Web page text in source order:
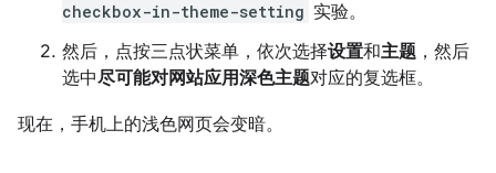
checkbox-in-theme-setting 实验。
然后，点按三点状菜单，依次选择设置和主题 ，然后
选中尽可能对网站应用深色主题对应的复选框。
现在，手机上的浅色网页会变暗。